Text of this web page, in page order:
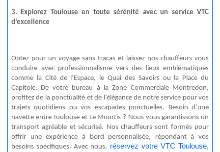
3. Explorez Toulouse en toute sérénité avec un service VTC
d’excellence
Optez pour un voyage sans tracas et laissez nos chauffeurs vous
conduire avec professionnalisme vers des lieux emblématiques
comme la Cité de l’Espace, le Quai des Savoirs ou la Place du
Capitole. De votre bureau à la Zone Commerciale Montredon,
profitez de la ponctualité et de l’élégance de notre service pour vos
trajets quotidiens ou vos escapades ponctuelles. Besoin d’une
navette entre Toulouse et Le Mourtis ? Nous vous garantissons un
transport agréable et sécurisé. Nos chauffeurs sont formés pour
offrir une expérience à bord personnalisée, répondant à vos
besoins spécifiques. Avec nous, réservez votre VTC Toulouse,